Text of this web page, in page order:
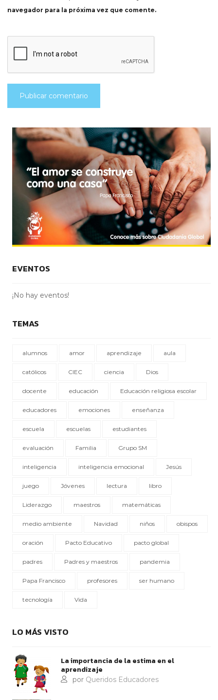
navegador para la próxima vez que comente.
EVENTOS
¡No hay eventos!
TEMAS
alumnos amor aprendizaje aula
católicos CIEC ciencia Dios
docente educación Educación religiosa escolar
educadores emociones enseñanza
escuela escuelas estudiantes
evaluación Familia Grupo SM
inteligencia inteligencia emocional Jesús
juego Jóvenes lectura libro
Liderazgo maestros matemáticas
medio ambiente Navidad niños obispos
oración Pacto Educativo pacto global
padres Padres y maestros pandemia
Papa Francisco profesores ser humano
tecnología Vida
LO MÁS VISTO
La importancia de la estima en el
aprendizaje
por Queridos Educadores